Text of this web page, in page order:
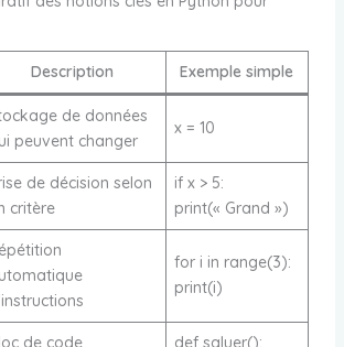
Description Exemple simple
de données
peuvent changer
x = 10
de décision selon
critère
if x > 5:
print(« Grand »)
for i in range(3):
print(i)
de code
def saluer():